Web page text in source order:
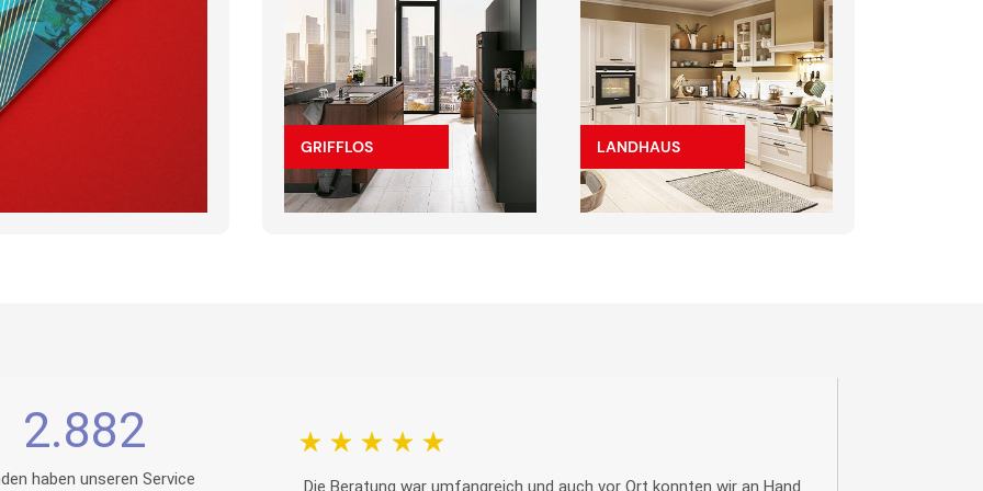
GRIFFLOS LANDHAUS
2.882
haben unseren Service Die Beratung war umfangreich und auch vor Ort konnten wir an Hand